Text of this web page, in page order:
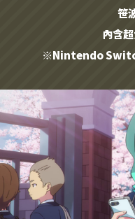
笹
內含
※Nintendo Switch